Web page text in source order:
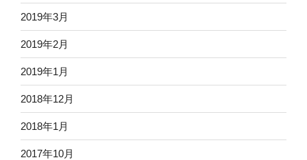
2019年3月
2019年2月
2019年1月
2018年12月
2018年1月
2017年10月